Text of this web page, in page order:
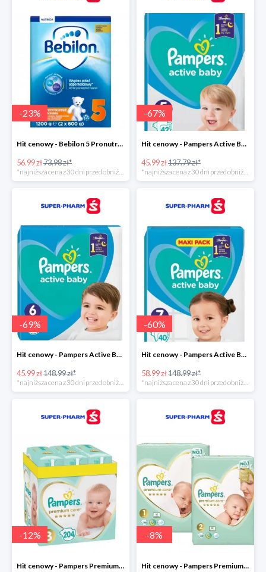
-23%
Hit cenowy - Bebilon 5 Pronutra Advance
56.99 zł73.98 zł*
*najniższa cena z 30 dni przed obniżką
-67%
Hit cenowy - Pampers Active Baby 5
45.99 zł137.79 zł*
*najniższa cena z 30 dni przed obniżką
-69%
Hit cenowy - Pampers Active Baby 6
45.99 zł148.99 zł*
*najniższa cena z 30 dni przed obniżką
-60%
Hit cenowy - Pampers Active Baby 7
58.99 zł148.99 zł*
*najniższa cena z 30 dni przed obniżką
-12%
Hit cenowy - Pampers Premium Care 3
-8%
Hit cenowy - Pampers Premium Care 1+2